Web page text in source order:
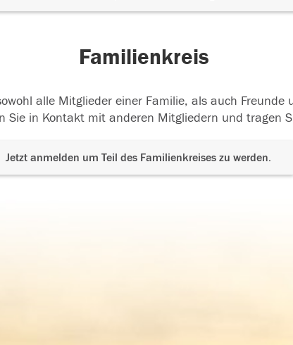
Familienkreis
alle Mitglieder einer Familie, als auch
Sie in Kontakt mit anderen Mitgliedern und tragen
Jetzt anmelden um Teil des Familienkreises zu werden.